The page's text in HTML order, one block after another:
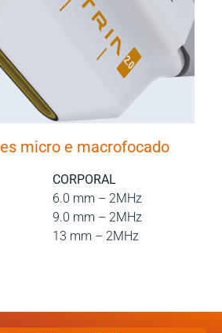
micro e macrofocado
CORPORAL
6.0 mm – 2MHz
9.0 mm – 2MHz
13 mm – 2MHz